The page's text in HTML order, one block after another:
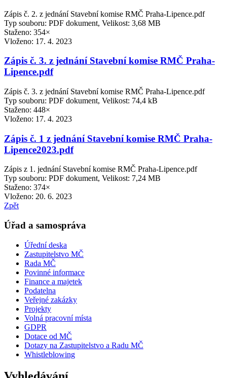
Zápis č. 2. z jednání Stavební komise RMČ Praha-Lipence.pdf
Typ souboru: PDF dokument, Velikost: 3,68 MB
Staženo: 354×
Vloženo: 17. 4. 2023
Zápis č. 3. z jednání Stavební komise RMČ Praha-
Lipence.pdf
Zápis č. 3. z jednání Stavební komise RMČ Praha-Lipence.pdf
Typ souboru: PDF dokument, Velikost: 74,4 kB
Staženo: 448×
Vloženo: 17. 4. 2023
Zápis č. 1 z jednání Stavební komise RMČ Praha-
Lipence2023.pdf
Zápis z 1. jednání Stavební komise RMČ Praha-Lipence.pdf
Typ souboru: PDF dokument, Velikost: 7,24 MB
Staženo: 374×
Vloženo: 20. 6. 2023
Zpět
Úřad a samospráva
Úřední deska
Zastupitelstvo MČ
Rada MČ
Povinné informace
Finance a majetek
Podatelna
Veřejné zakázky
Projekty
Volná pracovní místa
GDPR
Dotace od MČ
Dotazy na Zastupitelstvo a Radu MČ
Whistleblowing